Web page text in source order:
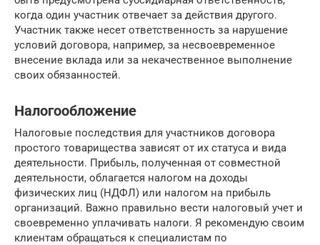
когда один участник отвечает за действия другого.
Участник также несет ответственность за нарушение
условий договора, например, за несвоевременное
внесение вклада или за некачественное выполнение
своих обязанностей.
Налогообложение
Налоговые последствия для участников договора
простого товарищества зависят от их статуса и вида
деятельности. Прибыль, полученная от совместной
деятельности, облагается налогом на доходы
физических лиц (НДФЛ) или налогом на прибыль
организаций. Важно правильно вести налоговый учет и
своевременно уплачивать налоги. Я рекомендую своим
клиентам обращаться к специалистам по